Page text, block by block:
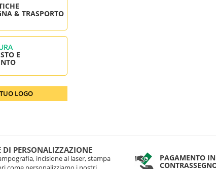
& TRASPORTO
E
LOGO
DI PERSONALIZZAZIONE
incisione al laser, stampa
PAGAMENTO IN